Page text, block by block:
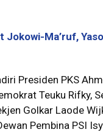
Ma’ruf,
Presiden PKS
Teuku Rifky,
Golkar Laode
Pembina PSI